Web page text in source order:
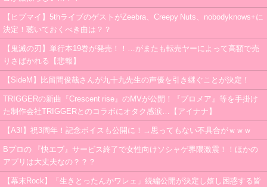
【ヒプマイ】5thライブのゲストがZeebra、Creepy Nuts、nobodyknows+に
決定！聴いておくべき曲は？？
【鬼滅の刃】単行本19巻が発売！！…がまたも転売ヤーによって高額で売
りさばかれる【悲報】
【SideM】比留間俊哉さんが九十九先生の声優を引き継ぐことが決定！
TRIGGERの新曲『Crescent rise』のMVが公開！『プロメア』等を手掛け
た制作会社TRIGGERとのコラボにオタク感涙…【アイナナ】
【A3!】祝3周年！記念ボイスも公開に！→思ってもない不具合がｗｗｗ
Bプロの 『快エブ』サービス終了で女性向けソシャゲ界隈激震！！ほかの
アプリは大丈夫なの？？？
【幕末Rock】「生きとったんかワレェ」続編公開が決定し嬉し困惑する皆